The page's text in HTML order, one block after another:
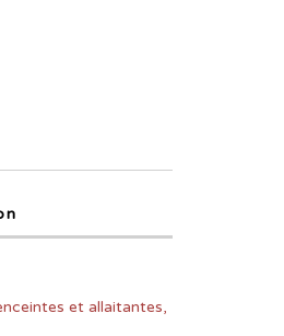
et allaitantes,